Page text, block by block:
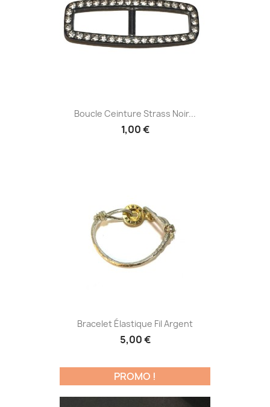
Boucle Ceinture Strass Noir...
1,00 €
Bracelet Élastique Fil Argent
5,00 €
PROMO !